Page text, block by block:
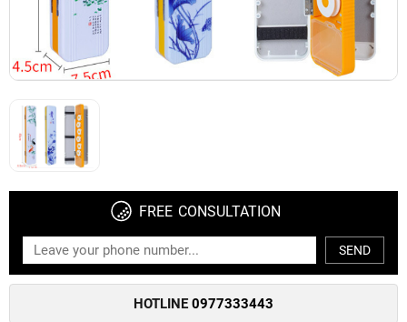
FREE CONSULTATION
SEND
HOTLINE 0977333443